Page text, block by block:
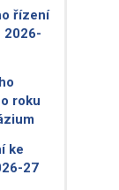
řízení
2026-
roku
ke
27